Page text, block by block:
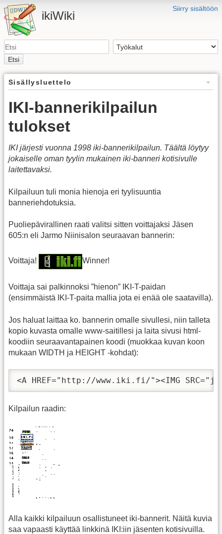
Siirry sisältöön
ikiWiki
Etsi
Sisällysluettelo
IKI-bannerikilpailun
tulokset
IKI järjesti vuonna 1998 iki-bannerikilpailun. Täältä löytyy
jokaiselle oman tyylin mukainen iki-banneri kotisivulle
laitettavaksi.
Kilpailuun tuli monia hienoja eri tyylisuuntia
banneriehdotuksia.
Puoliepävirallinen raati valitsi sitten voittajaksi Jäsen
605:n eli Jarmo Niinisalon seuraavan bannerin:
Voittaja! Winner!
Voittaja sai palkinnoksi ”hienon” IKI-T-paidan
(ensimmäistä IKI-T-paita mallia jota ei enää ole saatavilla).
Jos haluat laittaa ko. bannerin omalle sivullesi, niin talleta
kopio kuvasta omalle www-saitillesi ja laita sivusi html-
koodiin seuraavantapainen koodi (muokkaa kuvan koon
mukaan WIDTH ja HEIGHT -kohdat):
<A HREF="http://www.iki.fi/"><IMG
Kilpailun raadin:
.
Alla kaikki kilpailuun osallistuneet iki-bannerit. Näitä kuvia
saa vapaasti käyttää linkkinä IKI:iin jäsenten kotisivuilla.